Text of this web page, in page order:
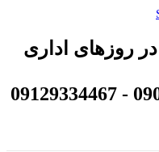
روزهای اداری